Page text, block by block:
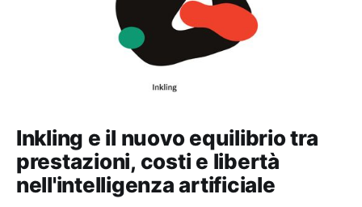
Inkling e il nuovo equilibrio tra
prestazioni, costi e libertà
nell'intelligenza artificiale